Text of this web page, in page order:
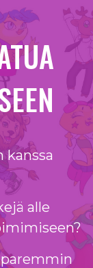
kanssa
alle
paremmin